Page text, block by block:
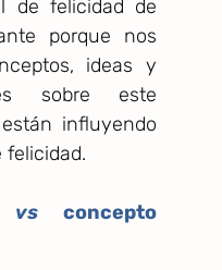
de felicidad de
porque nos
ideas y
sobre este
influyendo
felicidad.
vsconcepto